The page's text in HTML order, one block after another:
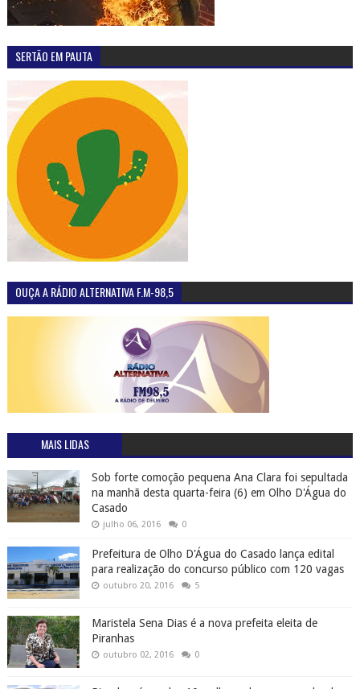
SERTÃO EM PAUTA
OUÇA A RÁDIO ALTERNATIVA F.M-98,5
MAIS LIDAS
Sob forte comoção pequena Ana Clara foi sepultada
na manhã desta quarta-feira (6) em Olho D'Água do
Casado
julho 06, 2016 0
Prefeitura de Olho D'Água do Casado lança edital
para realização do concurso público com 120 vagas
outubro 20, 2016 5
Maristela Sena Dias é a nova prefeita eleita de
Piranhas
outubro 02, 2016 0